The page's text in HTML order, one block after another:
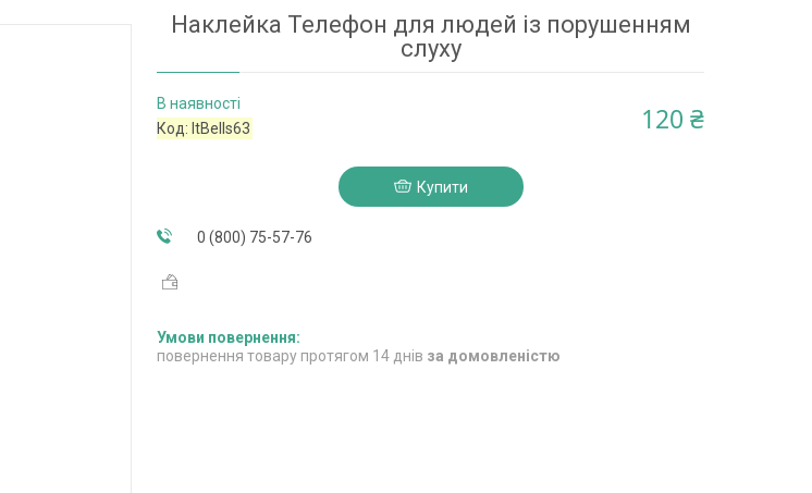
Наклейка Телефон для людей із порушенням
слуху
В наявності
Код: ItBells63 120 ₴
Купити
0 (800) 75-57-76
повернення товару протягом 14 днів за домовленістю